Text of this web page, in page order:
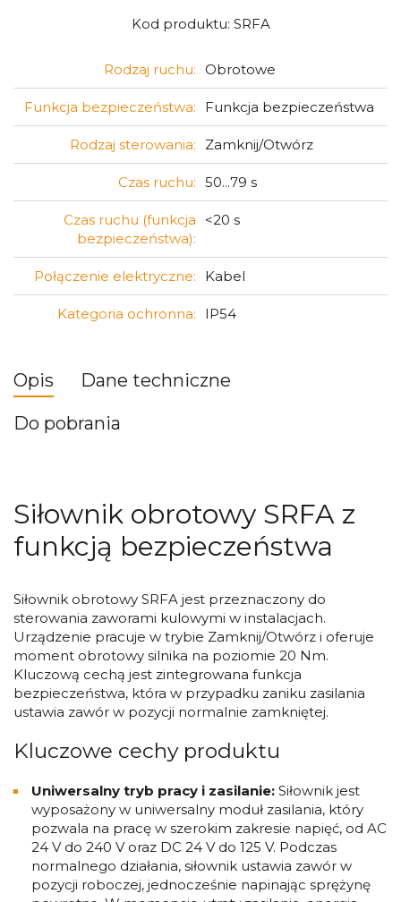
Kod produktu: SRFA
Rodzaj ruchu: Obrotowe
Funkcja bezpieczeństwa: Funkcja bezpieczeństwa
Rodzaj sterowania: Zamknij/Otwórz
Czas ruchu: 50...79 s
Czas ruchu (funkcja
bezpieczeństwa):
<20 s
Połączenie elektryczne: Kabel
Kategoria ochronna: IP54
Opis
Dane techniczne
Do pobrania
Siłownik obrotowy SRFA z
funkcją bezpieczeństwa
Siłownik obrotowy SRFA jest przeznaczony do
sterowania zaworami kulowymi w instalacjach.
Urządzenie pracuje w trybie Zamknij/Otwórz i oferuje
moment obrotowy silnika na poziomie 20 Nm.
Kluczową cechą jest zintegrowana funkcja
bezpieczeństwa, która w przypadku zaniku zasilania
ustawia zawór w pozycji normalnie zamkniętej.
Kluczowe cechy produktu
Uniwersalny tryb pracy i zasilanie: Siłownik jest
wyposażony w uniwersalny moduł zasilania, który
pozwala na pracę w szerokim zakresie napięć, od AC
24 V do 240 V oraz DC 24 V do 125 V. Podczas
normalnego działania, siłownik ustawia zawór w
pozycji roboczej, jednocześnie napinając sprężynę